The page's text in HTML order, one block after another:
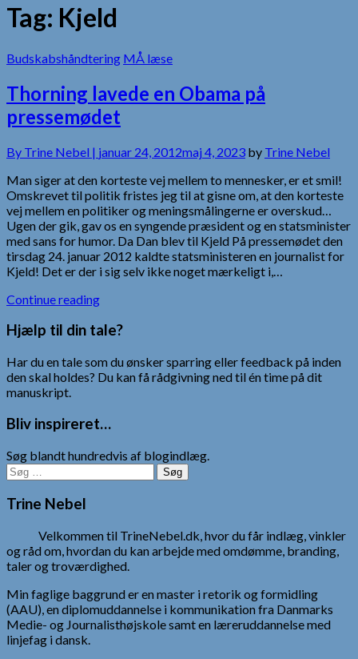
Tag: Kjeld
Budskabshåndtering MÅ læse
Thorning lavede en Obama på
pressemødet
By Trine Nebel | januar 24, 2012maj 4, 2023 by Trine Nebel
Man siger at den korteste vej mellem to mennesker, er et smil!
Omskrevet til politik fristes jeg til at gisne om, at den korteste
vej mellem en politiker og meningsmålingerne er overskud…
Ugen der gik, gav os en syngende præsident og en statsminister
med sans for humor. Da Dan blev til Kjeld På pressemødet den
tirsdag 24. januar 2012 kaldte statsministeren en journalist for
Kjeld! Det er der i sig selv ikke noget mærkeligt i,…
Continue reading
Hjælp til din tale?
Har du en tale som du ønsker sparring eller feedback på inden
den skal holdes? Du kan få rådgivning ned til én time på dit
manuskript.
Bliv inspireret…
Søg blandt hundredvis af blogindlæg.
Søg
efter:
Trine Nebel
Velkommen til TrineNebel.dk, hvor du får indlæg, vinkler
og råd om, hvordan du kan arbejde med omdømme, branding,
taler og troværdighed.
Min faglige baggrund er en master i retorik og formidling
(AAU), en diplomuddannelse i kommunikation fra Danmarks
Medie- og Journalisthøjskole samt en læreruddannelse med
linjefag i dansk.